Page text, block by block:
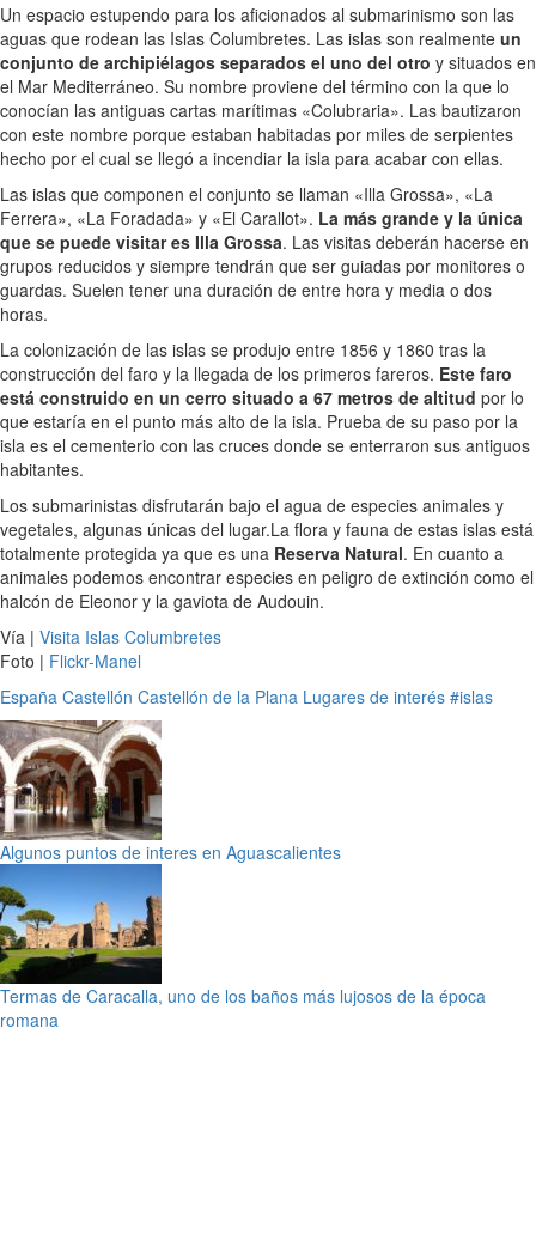
Un espacio estupendo para los aficionados al submarinismo son las
aguas que rodean las Islas Columbretes. Las islas son realmente un
conjunto de archipiélagos separados el uno del otro y situados en
el Mar Mediterráneo. Su nombre proviene del término con la que lo
conocían las antiguas cartas marítimas «Colubraria». Las bautizaron
con este nombre porque estaban habitadas por miles de serpientes
hecho por el cual se llegó a incendiar la isla para acabar con ellas.
Las islas que componen el conjunto se llaman «Illa Grossa», «La
Ferrera», «La Foradada» y «El Carallot». La más grande y la única
que se puede visitar es Illa Grossa. Las visitas deberán hacerse en
grupos reducidos y siempre tendrán que ser guiadas por monitores o
guardas. Suelen tener una duración de entre hora y media o dos
horas.
La colonización de las islas se produjo entre 1856 y 1860 tras la
construcción del faro y la llegada de los primeros fareros. Este faro
está construido en un cerro situado a 67 metros de altitud por lo
que estaría en el punto más alto de la isla. Prueba de su paso por la
isla es el cementerio con las cruces donde se enterraron sus antiguos
habitantes.
Los submarinistas disfrutarán bajo el agua de especies animales y
vegetales, algunas únicas del lugar.La flora y fauna de estas islas está
totalmente protegida ya que es una Reserva Natural. En cuanto a
animales podemos encontrar especies en peligro de extinción como el
halcón de Eleonor y la gaviota de Audouin.
Vía | Visita Islas Columbretes
Foto | Flickr-Manel
España Castellón Castellón de la Plana Lugares de interés #islas
Algunos puntos de interes en Aguascalientes
Termas de Caracalla, uno de los baños más lujosos de la época
romana